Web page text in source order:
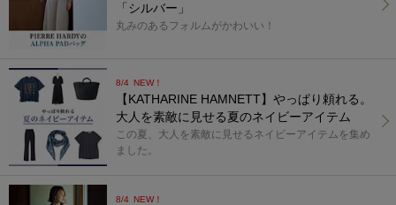
「シルバー」
丸みのあるフォルムがかわいい！
8/4 NEW！
【KATHARINE HAMNETT】やっぱり頼れる。
大人を素敵に見せる夏のネイビーアイテム
この夏、大人を素敵に見せるネイビーアイテムを集め
ました。
8/4 NEW！